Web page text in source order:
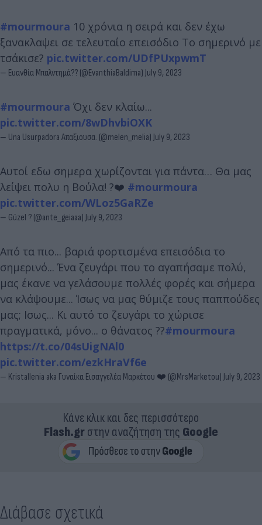
#mourmoura 10 χρόνια η σειρά και δεν έχω
ξανακλαψει σε τελευταίο επεισόδιο Το σημερινό με
τσάκισε? pic.twitter.com/UDfPUxpwmT
— Ευανθία Μπαλντημά?️? (@EvanthiaBaldima) July 9, 2023
#mourmoura Όχι δεν κλαίω...
pic.twitter.com/8wDhvbiOXK
— Una Usurpadora Απαξιουσα. (@melen_melia) July 9, 2023
Αυτοί εδω σημερα χωρίζονται για πάντα… Θα μας
λείψει πολυ η Βούλα! ?❤️ #mourmoura
pic.twitter.com/WLoz5GaRZe
— Güzel ? (@ante_geiaaa) July 9, 2023
Από τα πιο... βαριά φορτισμένα επεισόδια το
σημερινό... Ένα ζευγάρι που το αγαπήσαμε πολύ,
μας έκανε να γελάσουμε πολλές φορές και σήμερα
να κλάψουμε... Ίσως να μας θύμιζε τους παππούδες
μας; Ισως... Κι αυτό το ζευγάρι το χώρισε
πραγματικά, μόνο... ο θάνατος ??#mourmoura
https://t.co/04sUigNAl0
pic.twitter.com/ezkHraVf6e
— Kristallenia aka Γυναίκα Εισαγγελέα Μαρκέτου ❤️ (@MrsMarketou) July 9, 2023
Κάνε κλικ και δες περισσότερο
Flash.grστην αναζήτηση της Google
Διάβασε σχετικά